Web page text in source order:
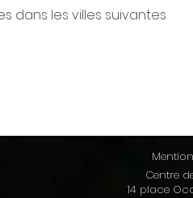
dans les villes suivantes
Centre
14 place